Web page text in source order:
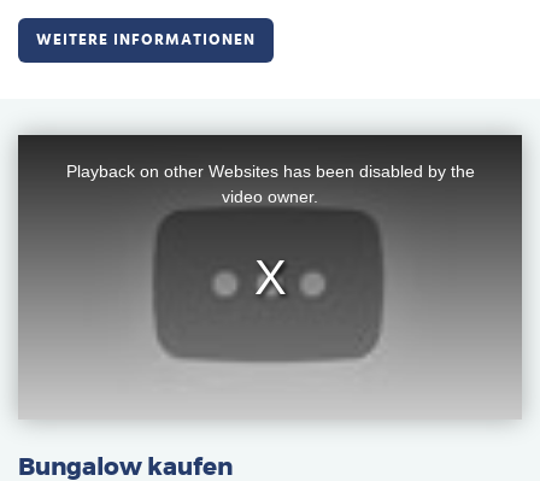
WEITERE INFORMATIONEN
Playback on other Websites has been disabled by the
video owner.
Bungalow kaufen